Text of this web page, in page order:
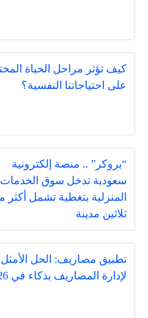
كيف تؤثر مراحل الحياة
على احتياجاتنا النفسية؟
“بروكر” .. منصة إلكترونية
سعودية تدخل سوق الخدمات
المنزلية بتغطية تشمل أكثر
ثلاثين مدينة
تطبيق مصاريف: الحل الأمثل
لإدارة المصاريف بذكاء في 2026